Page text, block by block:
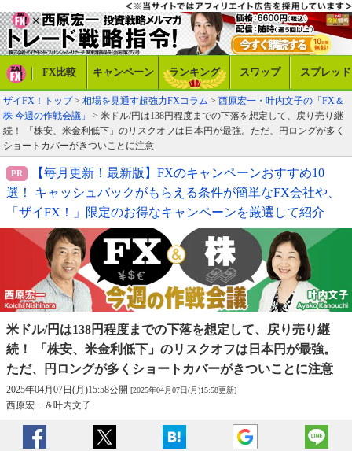
FX比較 キャンペーン ランキング スワップ スプレッド
ザイFX！トップ> 相場を見通す超強力FXコラム > 西原宏一・叶内文子の「FX＆
株 今週の作戦会議」
> 米ドル/円は138円程度までの下落を想定して、戻り売り継
続！ 「株安、米金利低下」のリスクオフは日本円が最強。ただ、円ロングが多く
ショートカバーがきついことに注意
【毎月更新！最新版】FXのキャンペーンおすすめ10
選！ キャッシュバックがもらえる条件が簡単なFX会社や、
「ザイFX！」限定のお得なキャンペーンを厳選して紹介
米ドル/円は138円程度までの下落を想定して、戻り売り継
続！ 「株安、米金利低下」のリスクオフは日本円が最強。
ただ、円ロングが多くショートカバーがきついことに注意
2025年04月07日(月)15:58公開 [2025年04月07日(月)15:58更新]
西原宏一＆叶内文子